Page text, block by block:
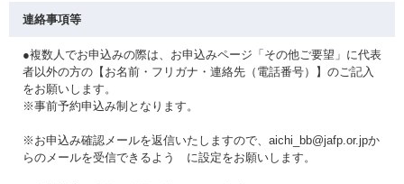
連絡事項等
●複数人でお申込みの際は、お申込みページ「その他ご要望」に代表
者以外の方の【お名前・フリガナ・連絡先（電話番号）】のご記入
をお願いします。
※事前予約申込み制となります。
※お申込み確認メールを返信いたしますので、aichi_bb@jafp.or.jpか
らのメールを受信できるよう に設定をお願いします。